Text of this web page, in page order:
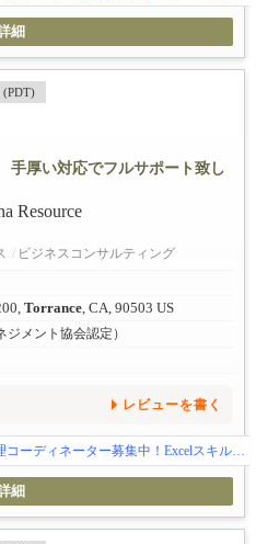
細
(PDT)
厚い対応でフルサポート致し
/ ビジネスコンサルティング
Torrance, CA, 90503 US
メント協会認定）
レビューを書く
日系大手企業での在庫管理コーディネーター募集中！Excelスキルを活かせるお仕事
細